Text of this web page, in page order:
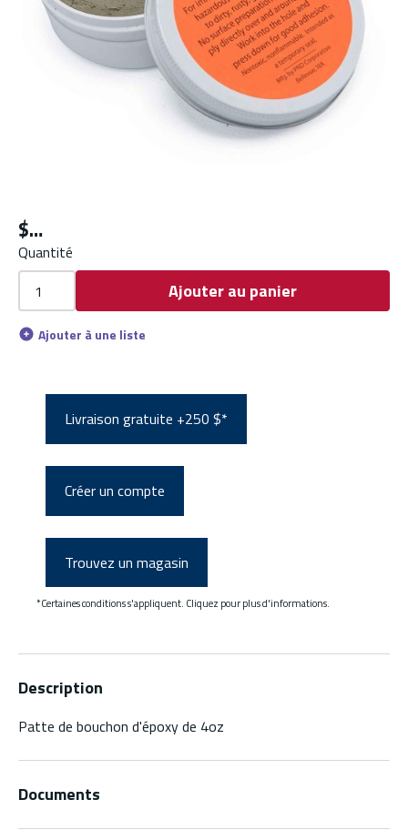
$
Quantité
Ajouter au panier
Ajouter à une liste
Livraison gratuite +250 $*
Créer un compte
Trouvez un magasin
*Certaines conditions s'appliquent. Cliquez pour plus d'informations.
Description
Patte de bouchon d'époxy de 4oz
Documents